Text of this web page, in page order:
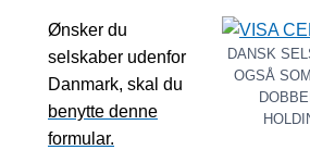
DANSK
OGSÅ
Ønsker du
selskaber udenfor
Danmark, skal du
benytte denne
formular.